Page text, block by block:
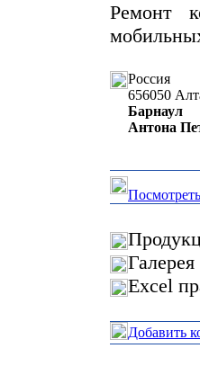
Ремонт
Россия
656050
Барнаул
Антона
Excel
Добавить